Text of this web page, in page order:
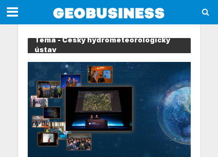
Téma - Český hydrometeorologický
ústav